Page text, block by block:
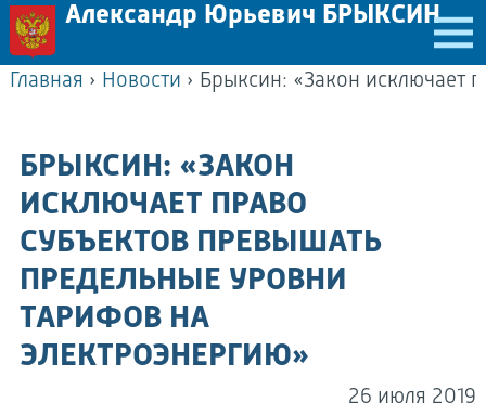
Александр Юрьевич БРЫКСИН
Главная › Новости ›
БРЫКСИН: «ЗАКОН
ИСКЛЮЧАЕТ ПРАВО
СУБЪЕКТОВ ПРЕВЫШАТЬ
ПРЕДЕЛЬНЫЕ УРОВНИ
ТАРИФОВ НА
ЭЛЕКТРОЭНЕРГИЮ»
26 июля 2019